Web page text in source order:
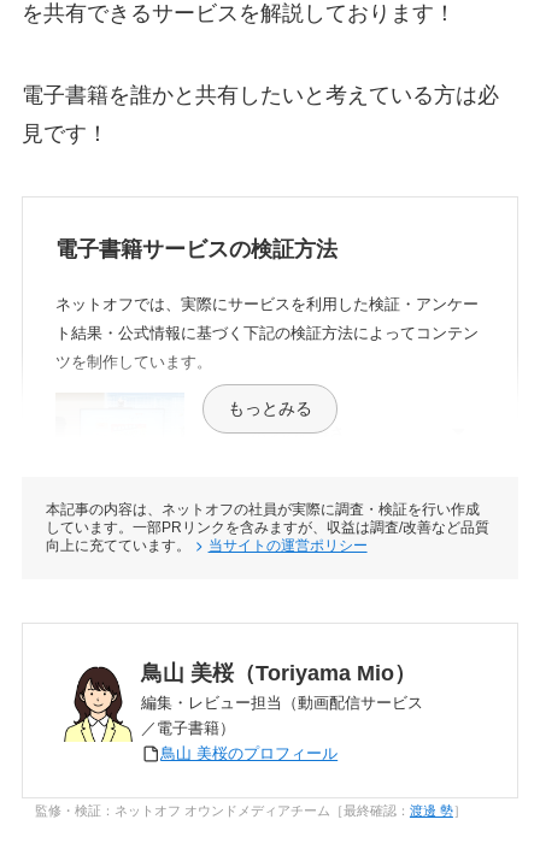
を共有できるサービスを解説しております！
電子書籍を誰かと共有したいと考えている方は必
見です！
電子書籍サービスの検証方法
ネットオフでは、実際にサービスを利用した検証・アンケー
ト結果・公式情報に基づく下記の検証方法によってコンテン
ツを制作しています。
クーポンのお得さ
プランの種類
作品の充実度
もっとみる
本記事の内容は、ネットオフの社員が実際に調査・検証を行い作成
しています。一部PRリンクを含みますが、収益は調査/改善など品質
向上に充てています。
当サイトの運営ポリシー
鳥山 美桜（Toriyama Mio）
編集・レビュー担当（動画配信サービス
／電子書籍）
鳥山 美桜のプロフィール
監修・検証：ネットオフ オウンドメディアチーム［最終確認： 渡邊 勢］